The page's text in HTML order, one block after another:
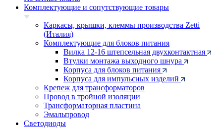
Комплектующие и сопутствующие товары
Каркасы, крышки, клеммы производства Zetti
(Италия)
Комплектующие для блоков питания
Вилка 12-16 штепсельная двухконтактная
Втулки монтажа выходного шнура
Корпуса для блоков питания
Корпуса для импульсных изделий
Крепеж для трансформаторов
Провод в тройной изоляции
Трансформаторная пластина
Эмальпровод
Светодиоды